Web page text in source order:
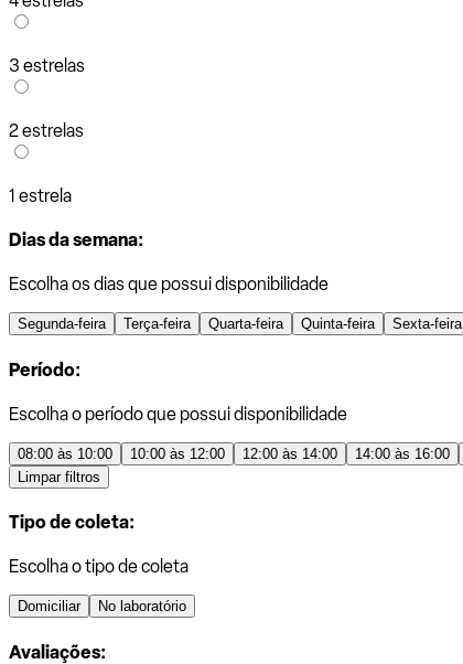
3 estrelas
2 estrelas
1 estrela
Dias da semana:
Escolha os dias que possui disponibilidade
Segunda-feira Terça-feira Quarta-feira Quinta-feira Sexta-feira
Período:
Escolha o período que possui disponibilidade
08:00 às 10:00 10:00 às 12:00 12:00 às 14:00 14:00 às 16:00
Limpar filtros
Tipo de coleta:
Escolha o tipo de coleta
Domiciliar No laboratório
Avaliações: